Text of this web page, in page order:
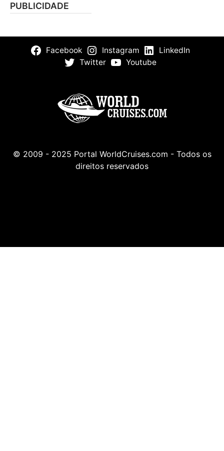
PUBLICIDADE
Facebook Instagram
LinkedIn
Twitter
Youtube
© 2009 - 2025 Portal WorldCruises.com - Todos os
direitos reservados